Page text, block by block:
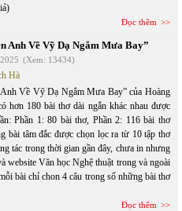
Đọc thêm
Về Vỹ Dạ Ngắm Mưa Bay”
(Xem: 13434)
Hà
Về Vỹ Dạ Ngắm Mưa Bay” của Hoàng
hơn 180 bài thơ dài ngắn khác nhau được
Phần 1: 80 bài thơ, Phần 2: 116 bài thơ
bài tâm đắc được chọn lọc ra từ 10 tập thơ
tác trong thời gian gần đây, chưa in nhưng
website Văn học Nghệ thuật trong và ngoài
bài chỉ chon 4 câu trong số những bài thơ
Đọc thêm